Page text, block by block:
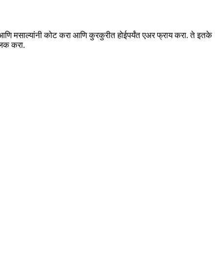
मसाल्यांनी कोट करा आणि कुरकुरीत होईपर्यंत एअर फ्राय करा. ते इतके
करा.